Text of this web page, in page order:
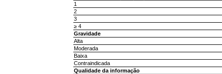
1
2
3
≥ 4
Gravidade
Alta
Moderada
Baixa
Contraindicada
Qualidade da informação